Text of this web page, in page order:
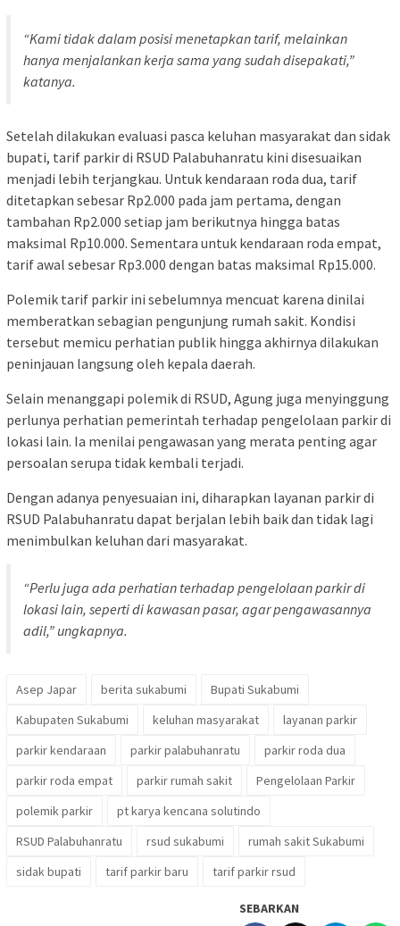
“Kami tidak dalam posisi menetapkan tarif, melainkan
hanya menjalankan kerja sama yang sudah disepakati,”
katanya.
Setelah dilakukan evaluasi pasca keluhan masyarakat dan sidak
bupati, tarif parkir di RSUD Palabuhanratu kini disesuaikan
menjadi lebih terjangkau. Untuk kendaraan roda dua, tarif
ditetapkan sebesar Rp2.000 pada jam pertama, dengan
tambahan Rp2.000 setiap jam berikutnya hingga batas
maksimal Rp10.000. Sementara untuk kendaraan roda empat,
tarif awal sebesar Rp3.000 dengan batas maksimal Rp15.000.
Polemik tarif parkir ini sebelumnya mencuat karena dinilai
memberatkan sebagian pengunjung rumah sakit. Kondisi
tersebut memicu perhatian publik hingga akhirnya dilakukan
peninjauan langsung oleh kepala daerah.
Selain menanggapi polemik di RSUD, Agung juga menyinggung
perlunya perhatian pemerintah terhadap pengelolaan parkir di
lokasi lain. Ia menilai pengawasan yang merata penting agar
persoalan serupa tidak kembali terjadi.
Dengan adanya penyesuaian ini, diharapkan layanan parkir di
RSUD Palabuhanratu dapat berjalan lebih baik dan tidak lagi
menimbulkan keluhan dari masyarakat.
“Perlu juga ada perhatian terhadap pengelolaan parkir di
lokasi lain, seperti di kawasan pasar, agar pengawasannya
adil,” ungkapnya.
Asep Japar berita sukabumi
Bupati Sukabumi
Kabupaten Sukabumi
keluhan masyarakat
layanan parkir
parkir kendaraan
parkir palabuhanratu
parkir roda dua
parkir roda empat
parkir rumah sakit
Pengelolaan Parkir
polemik parkir
pt karya kencana solutindo
RSUD Palabuhanratu
rsud sukabumi
rumah sakit Sukabumi
sidak bupati
tarif parkir baru tarif parkir rsud
SEBARKAN